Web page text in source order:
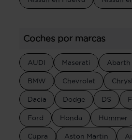
Coches por marcas
AUDI Maserati Abarth
BMW Chevrolet
Dacia Dodge DS
Ford Honda Hummer
Cupra Aston Martin